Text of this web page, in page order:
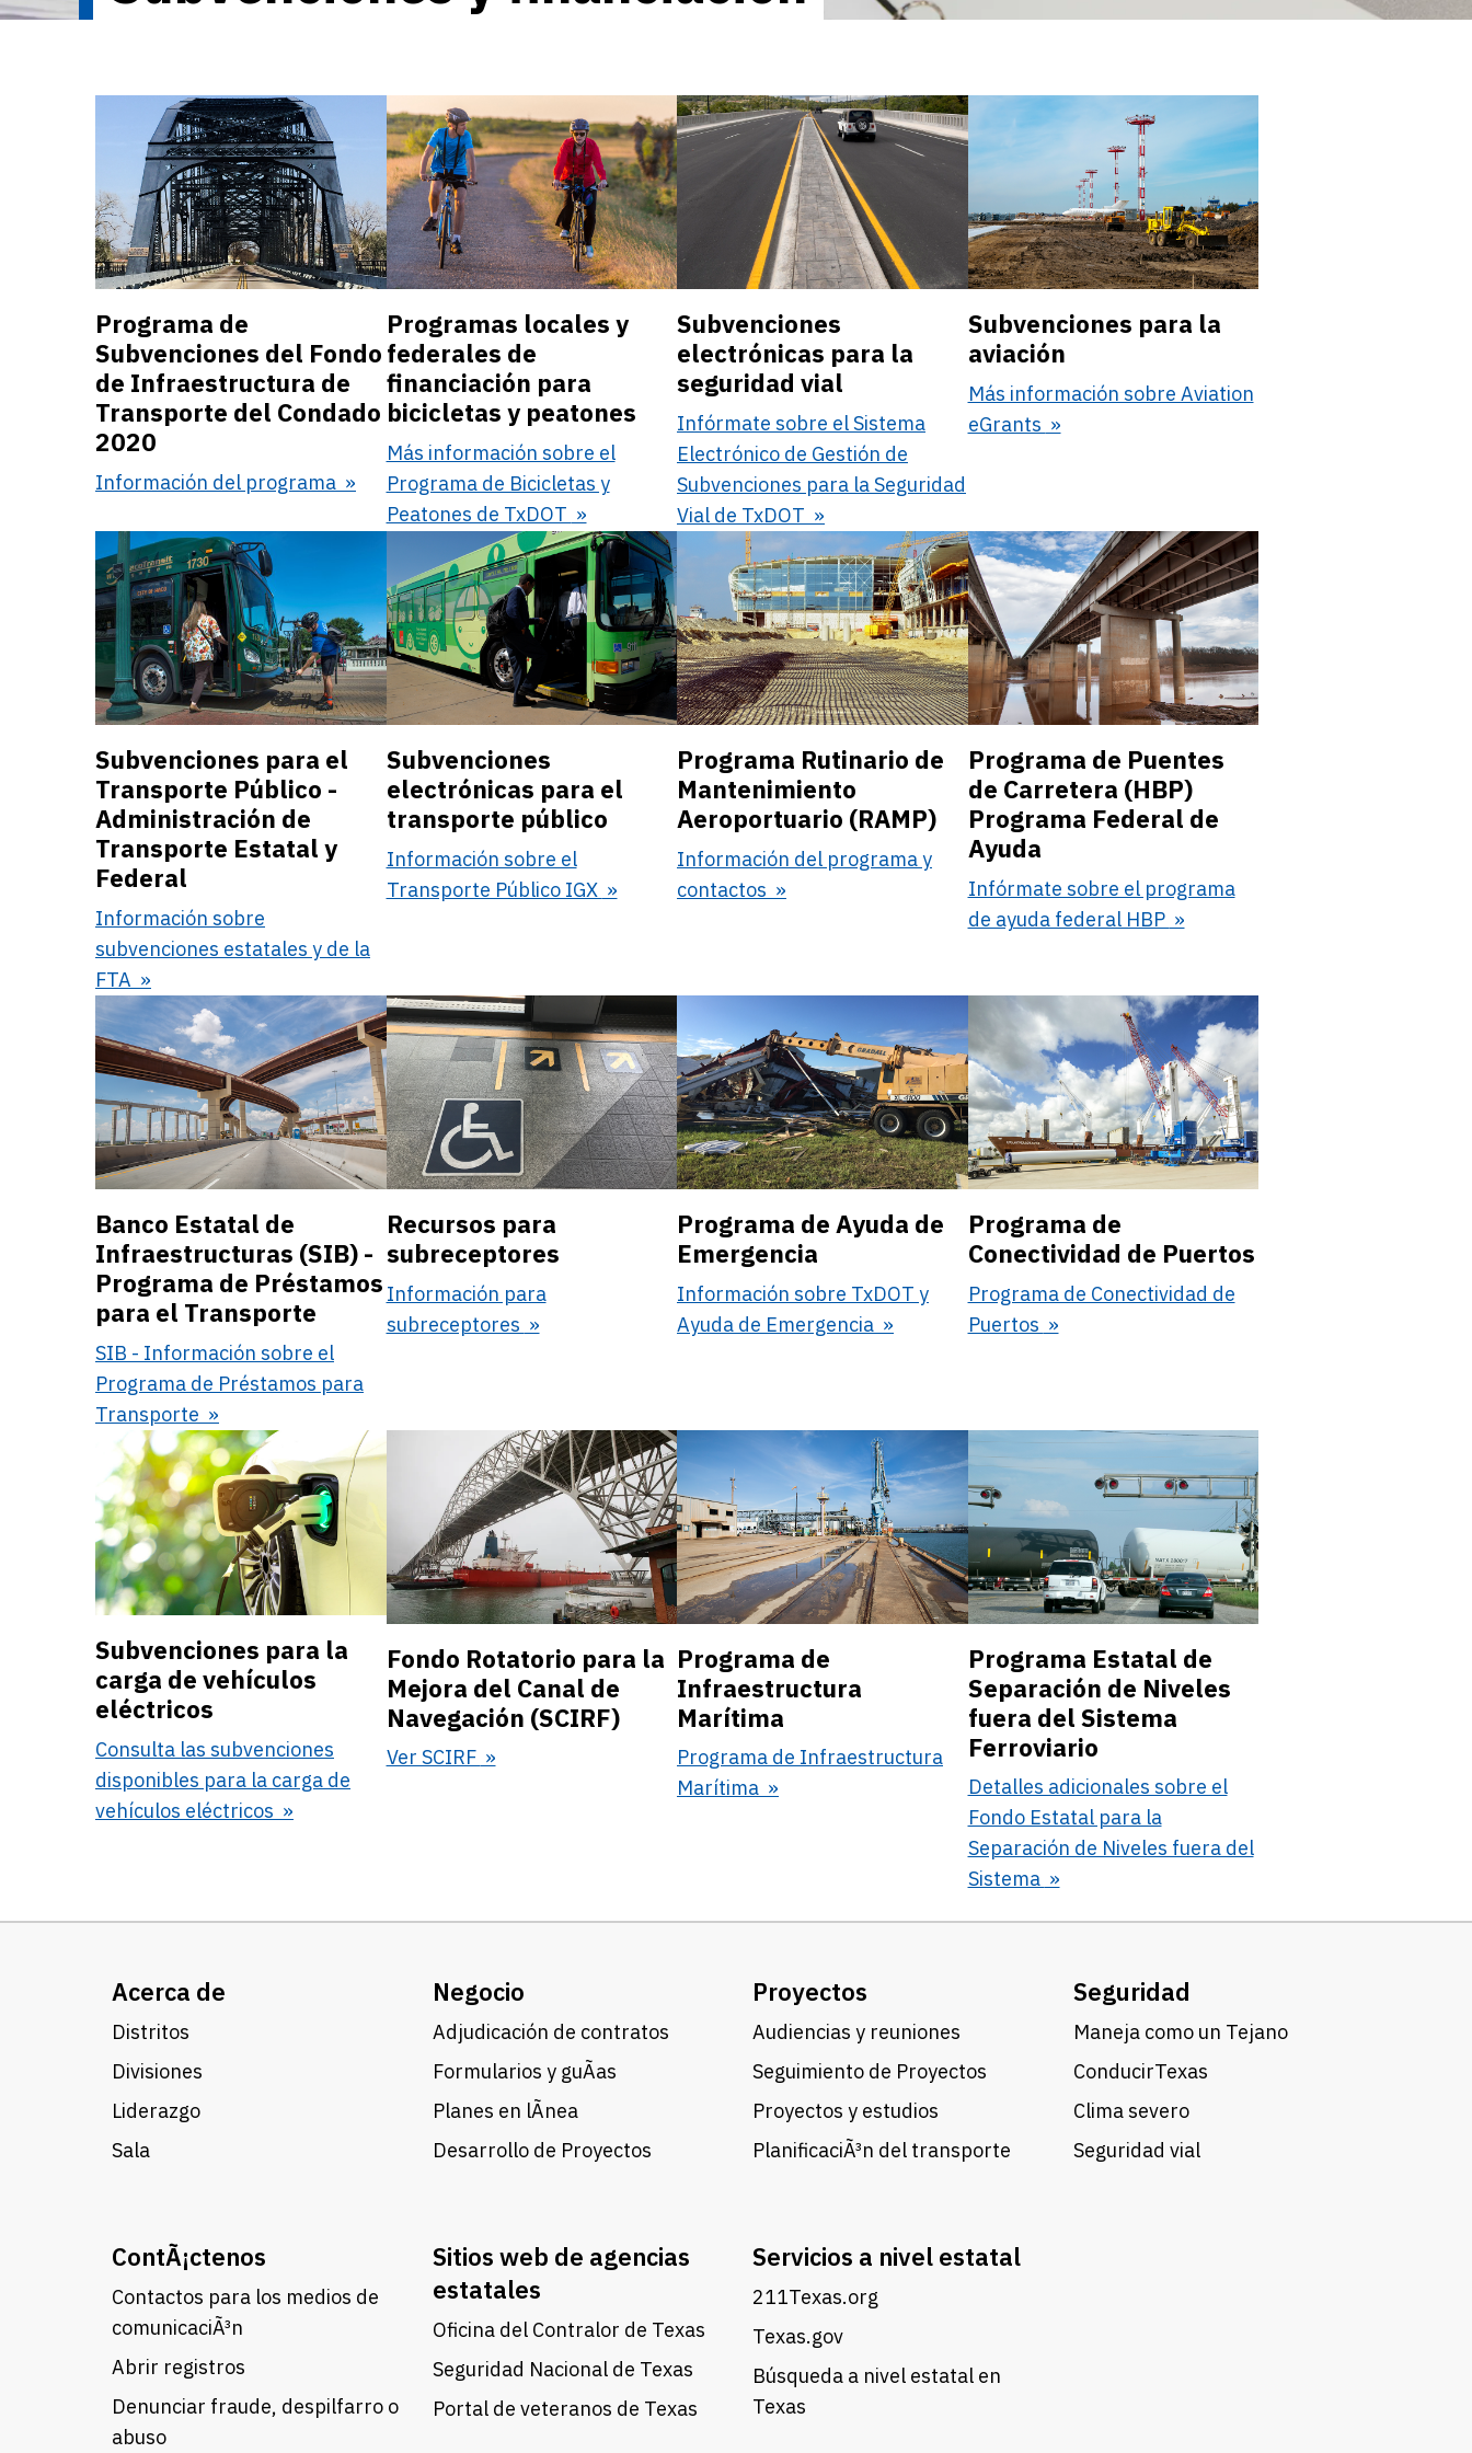
Programa de
Subvenciones del Fondo
de Infraestructura de
Transporte del Condado
2020
Información del programa
Programas locales y
federales de
financiación para
bicicletas y peatones
Más información sobre el
Programa de Bicicletas y
Peatones de TxDOT
Subvenciones
electrónicas para la
seguridad vial
Infórmate sobre el Sistema
Electrónico de Gestión de
Subvenciones para la Seguridad
Vial de TxDOT
Subvenciones para la
aviación
Más información sobre Aviation
eGrants
Subvenciones para el
Transporte Público -
Administración de
Transporte Estatal y
Federal
Información sobre
subvenciones estatales y de la
FTA
Subvenciones
electrónicas para el
transporte público
Información sobre el
Transporte Público IGX
Programa Rutinario de
Mantenimiento
Aeroportuario (RAMP)
Información del programa y
contactos
Programa de Puentes
de Carretera (HBP)
Programa Federal de
Ayuda
Infórmate sobre el programa
de ayuda federal HBP
Banco Estatal de
Infraestructuras (SIB) -
Programa de Préstamos
para el Transporte
SIB - Información sobre el
Programa de Préstamos para
Transporte
Recursos para
subreceptores
Información para
subreceptores
Programa de Ayuda de
Emergencia
Información sobre TxDOT y
Ayuda de Emergencia
Programa de
Conectividad de Puertos
Programa de Conectividad de
Puertos
Subvenciones para la
carga de vehículos
eléctricos
Consulta las subvenciones
disponibles para la carga de
vehículos eléctricos
Fondo Rotatorio para la
Mejora del Canal de
Navegación (SCIRF)
Ver SCIRF
Programa de
Infraestructura
Marítima
Programa de Infraestructura
Marítima
Programa Estatal de
Separación de Niveles
fuera del Sistema
Ferroviario
Detalles adicionales sobre el
Fondo Estatal para la
Separación de Niveles fuera del
Sistema
Acerca de
Distritos
Divisiones
Liderazgo
Sala
Negocio
Adjudicación de contratos
Formularios y guÃ­as
Planes en lÃ­nea
Desarrollo de Proyectos
Proyectos
Audiencias y reuniones
Seguimiento de Proyectos
Proyectos y estudios
PlanificaciÃ³n del transporte
Seguridad
Maneja como un Tejano
ConducirTexas
Clima severo
Seguridad vial
ContÃ¡ctenos
Contactos para los medios de
comunicaciÃ³n
Abrir registros
Denunciar fraude, despilfarro o
abuso
Sitios web de agencias
estatales
Oficina del Contralor de Texas
Seguridad Nacional de Texas
Portal de veteranos de Texas
Servicios a nivel estatal
211Texas.org
Texas.gov
Búsqueda a nivel estatal en
Texas